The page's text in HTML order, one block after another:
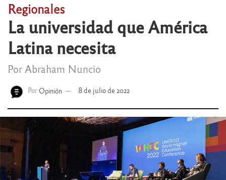
Regionales
La universidad que América
Latina necesita
Por Abraham Nuncio
Por Opinión 8 de julio de 2022